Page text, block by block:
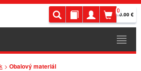
0
0.00 €
Obalový materiál